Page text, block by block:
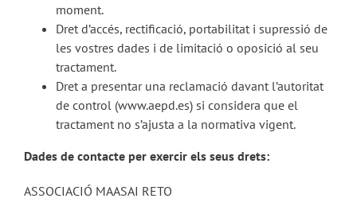
moment.
Dret d’accés, rectificació, portabilitat i supressió de
les vostres dades i de limitació o oposició al seu
tractament.
Dret a presentar una reclamació davant l’autoritat
de control (www.aepd.es) si considera que el
tractament no s’ajusta a la normativa vigent.
Dades de contacte per exercir els seus drets:
ASSOCIACIÓ MAASAI RETO